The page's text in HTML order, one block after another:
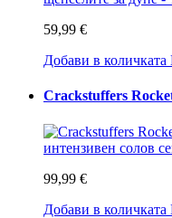
59,99 €
Добави в количката
Crackstuffers
99,99 €
Добави в количката